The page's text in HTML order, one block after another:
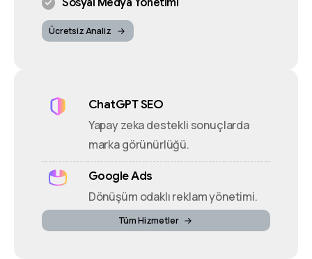
Ücretsiz Analiz
ChatGPT SEO
Yapay zeka destekli sonuçlarda
marka görünürlüğü.
Google Ads
Dönüşüm odaklı reklam yönetimi.
Tüm Hizmetler